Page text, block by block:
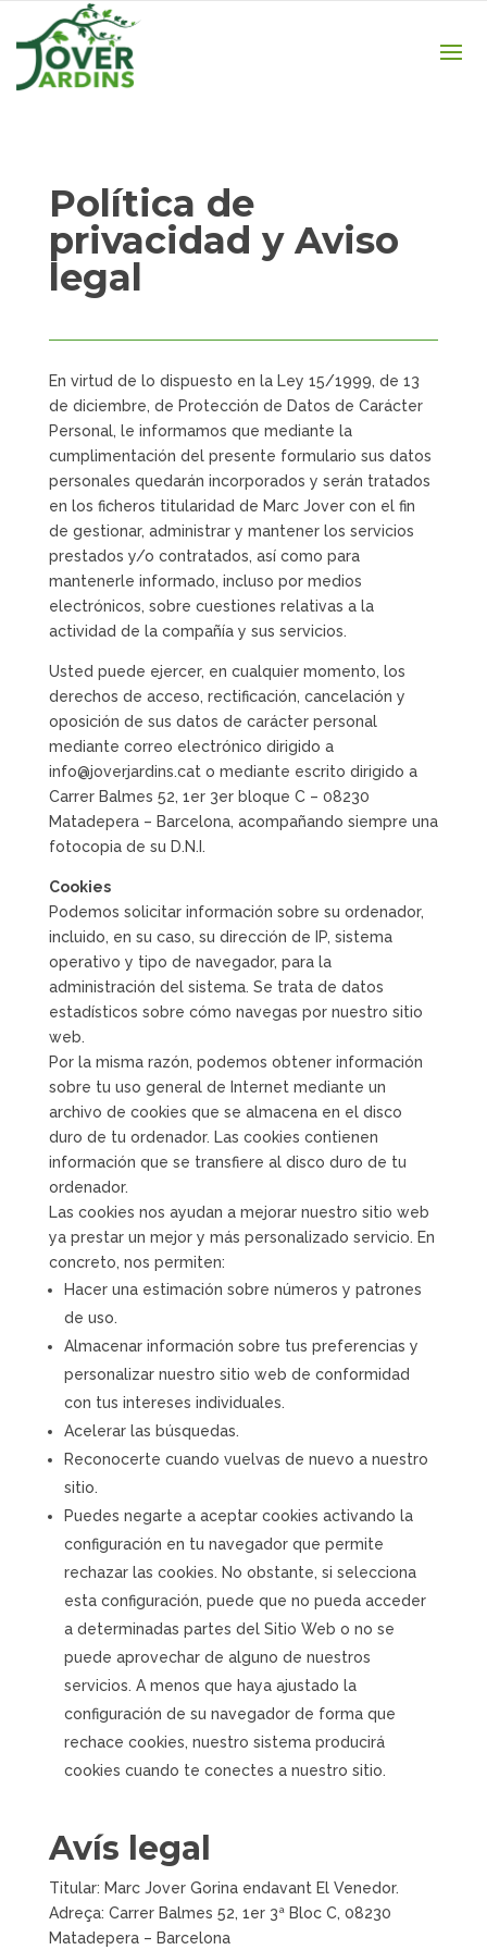
Política de
privacidad y Aviso
legal
En virtud de lo dispuesto en la Ley 15/1999, de 13
de diciembre, de Protección de Datos de Carácter
Personal, le informamos que mediante la
cumplimentación del presente formulario sus datos
personales quedarán incorporados y serán tratados
en los ficheros titularidad de Marc Jover con el fin
de gestionar, administrar y mantener los servicios
prestados y/o contratados, así como para
mantenerle informado, incluso por medios
electrónicos, sobre cuestiones relativas a la
actividad de la compañía y sus servicios.
Usted puede ejercer, en cualquier momento, los
derechos de acceso, rectificación, cancelación y
oposición de sus datos de carácter personal
mediante correo electrónico dirigido a
info@joverjardins.cat o mediante escrito dirigido a
Carrer Balmes 52, 1er 3er bloque C – 08230
Matadepera – Barcelona, acompañando siempre una
fotocopia de su D.N.I.
Cookies
Podemos solicitar información sobre su ordenador,
incluido, en su caso, su dirección de IP, sistema
operativo y tipo de navegador, para la
administración del sistema. Se trata de datos
estadísticos sobre cómo navegas por nuestro sitio
web.
Por la misma razón, podemos obtener información
sobre tu uso general de Internet mediante un
archivo de cookies que se almacena en el disco
duro de tu ordenador. Las cookies contienen
información que se transfiere al disco duro de tu
ordenador.
Las cookies nos ayudan a mejorar nuestro sitio web
ya prestar un mejor y más personalizado servicio. En
concreto, nos permiten:
Hacer una estimación sobre números y patrones
de uso.
Almacenar información sobre tus preferencias y
personalizar nuestro sitio web de conformidad
con tus intereses individuales.
Acelerar las búsquedas.
Reconocerte cuando vuelvas de nuevo a nuestro
sitio.
Puedes negarte a aceptar cookies activando la
configuración en tu navegador que permite
rechazar las cookies. No obstante, si selecciona
esta configuración, puede que no pueda acceder
a determinadas partes del Sitio Web o no se
puede aprovechar de alguno de nuestros
servicios. A menos que haya ajustado la
configuración de su navegador de forma que
rechace cookies, nuestro sistema producirá
cookies cuando te conectes a nuestro sitio.
Avís legal
Titular: Marc Jover Gorina endavant El Venedor.
Adreça: Carrer Balmes 52, 1er 3ª Bloc C, 08230
Matadepera – Barcelona